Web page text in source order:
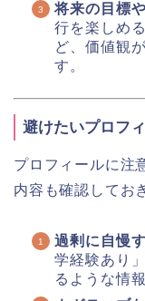
将来の目標
行を楽しめ
ど、価値観
す。
避けたいプロフ
プロフィールに注
内容も確認してお
過剰に自慢
学経験あり
るような情